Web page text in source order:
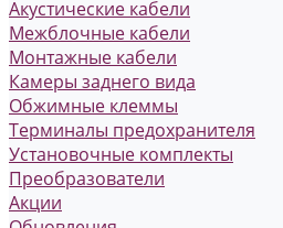
Акустические кабели
Межблочные кабели
Монтажные кабели
Камеры заднего вида
Обжимные клеммы
Терминалы предохранителя
Установочные комплекты
Преобразователи
Акции